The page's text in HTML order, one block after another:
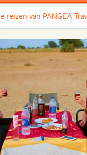
reizen van PANGEA